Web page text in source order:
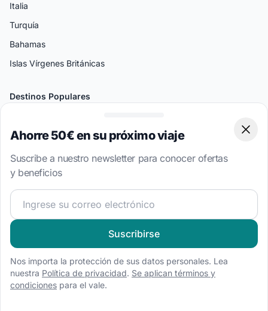
Italia
Turquía
Bahamas
Islas Vírgenes Británicas
Destinos Populares
Atenas
Palermo
Miami
Bodrum
Tipos de Barcos
Alquiler de barco a motor
Alquiler de velero
Ahorre 50€ en su próximo viaje
Suscribe a nuestro newsletter para conocer ofertas
y beneficios
¡Únete a nuestra comunidad náutica y recibe contenido
Suscribirse
Nos importa la protección de sus datos personales. Lea
nuestra Política de privacidad. Se aplican términos y
condiciones para el vale.